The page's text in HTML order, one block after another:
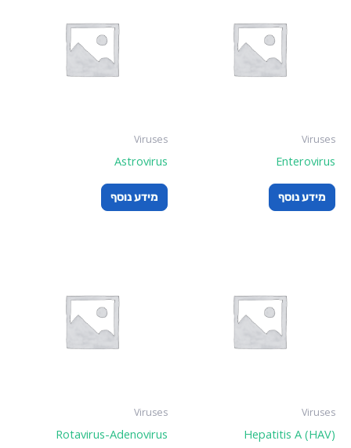
Viruses
Enterovirus
מידע נוסף
Viruses
Astrovirus
מידע נוסף
Viruses
Hepatitis A (HAV)
Viruses
Rotavirus-Adenovirus